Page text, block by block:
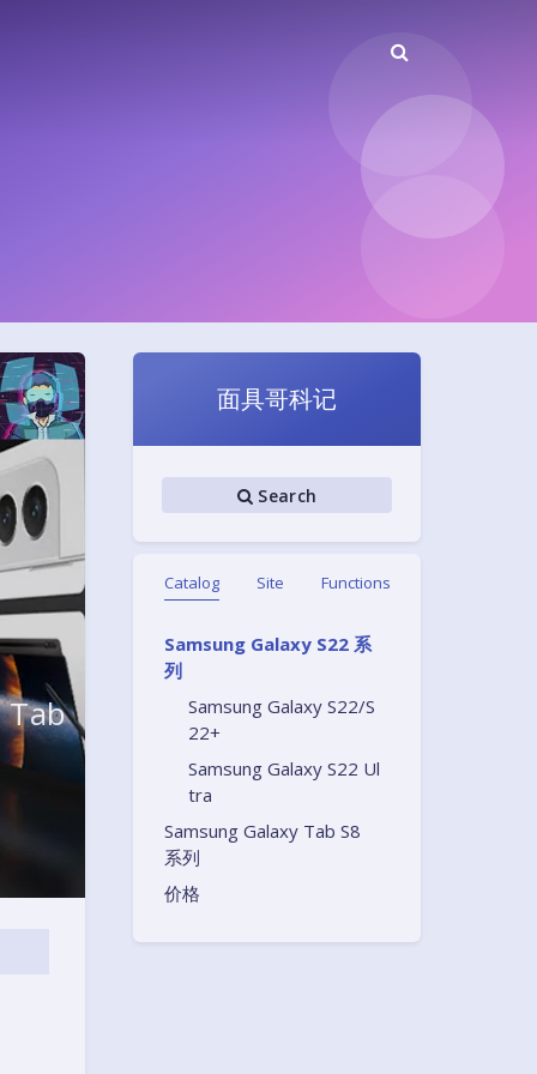
面具哥科记
Search
Catalog Site Functions
Samsung Galaxy S22 系
列
Samsung Galaxy S22/S
22+
Samsung Galaxy S22 Ul
tra
Samsung Galaxy Tab S8
系列
价格
Tab